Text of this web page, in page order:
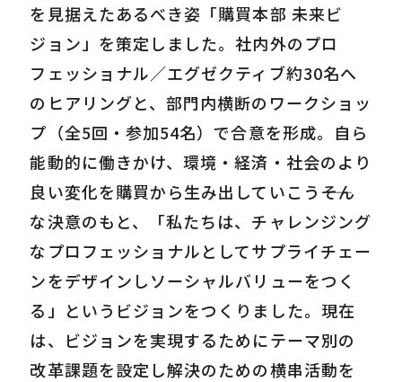
を見据えたあるべき姿「購買本部 未来ビ
ジョン」を策定しました。社内外のプロ
フェッショナル／エグゼクティブ約30名へ
のヒアリングと、部門内横断のワークショッ
プ（全5回・参加54名）で合意を形成。自ら
能動的に働きかけ、環境・経済・社会のより
良い変化を購買から生み出していこう――そん
な決意のもと、「私たちは、チャレンジング
なプロフェッショナルとしてサプライチェー
ンをデザインしソーシャルバリューをつく
る」というビジョンをつくりました。現在
は、ビジョンを実現するためにテーマ別の
改革課題を設定し解決のための横串活動を